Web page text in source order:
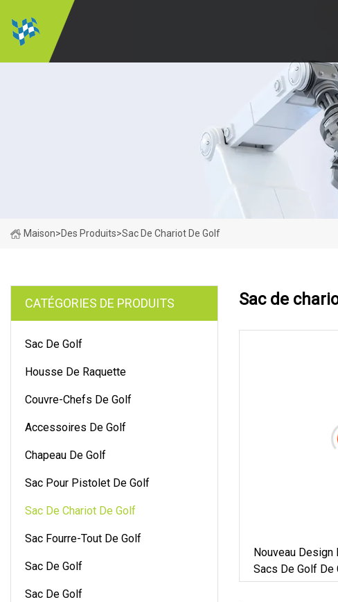
Maison>Des Produits>Sac De Chariot De Golf
CATÉGORIES DE PRODUITS
Sac De Golf
Housse De Raquette
Couvre-Chefs De Golf
Accessoires De Golf
Chapeau De Golf
Sac Pour Pistolet De Golf
Sac De Chariot De Golf
Sac Fourre-Tout De Golf
Sac De Golf
Sac De Golf
Sac de
Nouveau Design
Sacs De Golf De
Imperméables